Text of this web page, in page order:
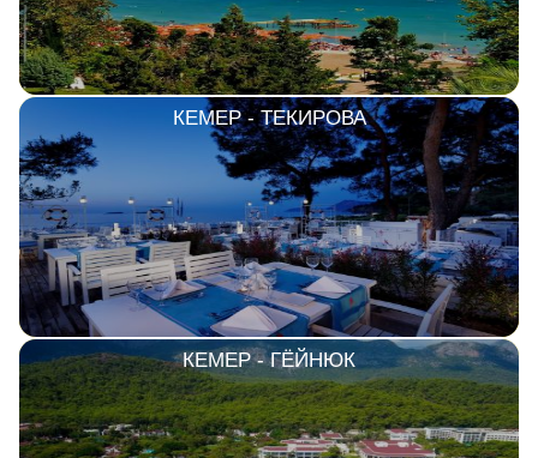
КЕМЕР - ТЕКИРОВА
КЕМЕР - ГЁЙНЮК
Сетевые отели Сейшел
Сетевые отели Маврикия